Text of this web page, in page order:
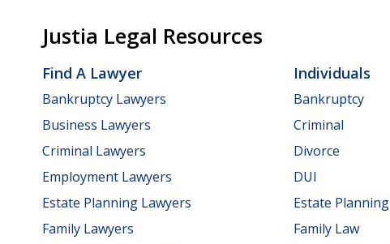
Justia Legal Resources
Find A Lawyer
Bankruptcy Lawyers
Business Lawyers
Criminal Lawyers
Employment Lawyers
Estate Planning Lawyers
Family Lawyers
Individuals
Bankruptcy
Criminal
Divorce
DUI
Estate Planning
Family Law